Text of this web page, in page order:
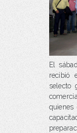
El
recibió
selecto